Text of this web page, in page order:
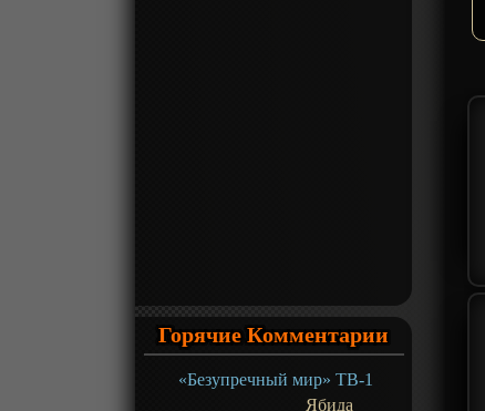
Горячие Комментарии
«Безупречный мир» ТВ-1
Ябида